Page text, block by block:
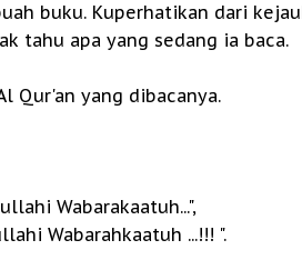
buku. Kuperhatikan dari
tahu apa yang sedang ia baca.
Qur'an yang dibacanya.
Wabarakaatuh...",
Wabarahkaatuh ...!!! ".